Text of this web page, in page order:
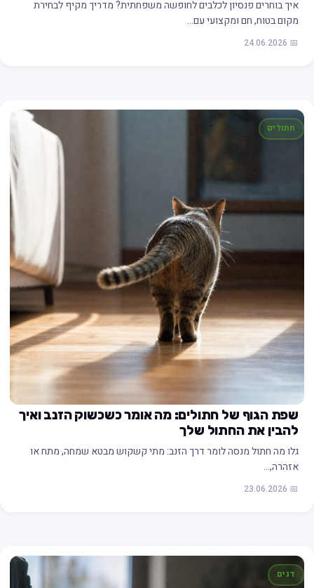
איך בוחרים פנסיון לכלבים לחופשה משפחתית? מדריך מקיף לבחירת
מקום בטוח, חם ומקצועי עם…
📅 24.06.2026
חתולים
שפת הגוף של חתולים: מה אומר כשכשוק הזנב ואיך
להבין את החתול שלך
גלו מה חתול מנסה לומר דרך הזנב: מתי קשקוש מבטא שמחה, מתח או
אזהרה,…
📅 23.06.2026
דגים